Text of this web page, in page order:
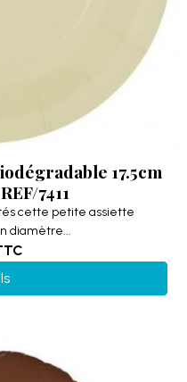
17.5cm
7411
cette petite assiette
diamètre...